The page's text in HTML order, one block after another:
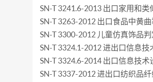
SN-T 3241.6-2013 出口家用和
SN-T 3263-2012 出口食品中黄
SN-T 3300-2012 儿童仿真饰品
SN-T 3324.1-2012 进出口信息
SN-T 3324.6-2014 出口信息技
SN-T 3337-2012 进出口纺织品